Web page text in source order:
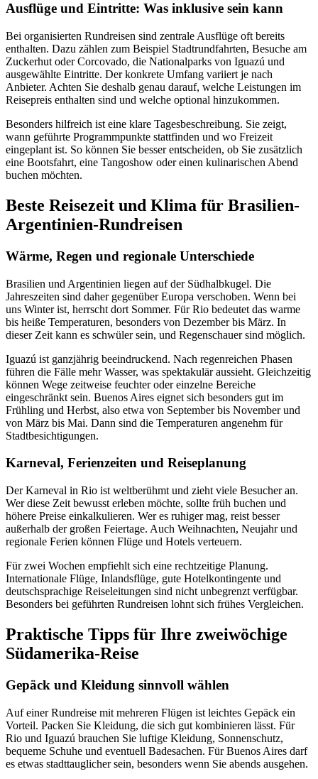
Ausflüge und Eintritte: Was inklusive sein kann
Bei organisierten Rundreisen sind zentrale Ausflüge oft bereits
enthalten. Dazu zählen zum Beispiel Stadtrundfahrten, Besuche am
Zuckerhut oder Corcovado, die Nationalparks von Iguazú und
ausgewählte Eintritte. Der konkrete Umfang variiert je nach
Anbieter. Achten Sie deshalb genau darauf, welche Leistungen im
Reisepreis enthalten sind und welche optional hinzukommen.
Besonders hilfreich ist eine klare Tagesbeschreibung. Sie zeigt,
wann geführte Programmpunkte stattfinden und wo Freizeit
eingeplant ist. So können Sie besser entscheiden, ob Sie zusätzlich
eine Bootsfahrt, eine Tangoshow oder einen kulinarischen Abend
buchen möchten.
Beste Reisezeit und Klima für Brasilien-
Argentinien-Rundreisen
Wärme, Regen und regionale Unterschiede
Brasilien und Argentinien liegen auf der Südhalbkugel. Die
Jahreszeiten sind daher gegenüber Europa verschoben. Wenn bei
uns Winter ist, herrscht dort Sommer. Für Rio bedeutet das warme
bis heiße Temperaturen, besonders von Dezember bis März. In
dieser Zeit kann es schwüler sein, und Regenschauer sind möglich.
Iguazú ist ganzjährig beeindruckend. Nach regenreichen Phasen
führen die Fälle mehr Wasser, was spektakulär aussieht. Gleichzeitig
können Wege zeitweise feuchter oder einzelne Bereiche
eingeschränkt sein. Buenos Aires eignet sich besonders gut im
Frühling und Herbst, also etwa von September bis November und
von März bis Mai. Dann sind die Temperaturen angenehm für
Stadtbesichtigungen.
Karneval, Ferienzeiten und Reiseplanung
Der Karneval in Rio ist weltberühmt und zieht viele Besucher an.
Wer diese Zeit bewusst erleben möchte, sollte früh buchen und
höhere Preise einkalkulieren. Wer es ruhiger mag, reist besser
außerhalb der großen Feiertage. Auch Weihnachten, Neujahr und
regionale Ferien können Flüge und Hotels verteuern.
Für zwei Wochen empfiehlt sich eine rechtzeitige Planung.
Internationale Flüge, Inlandsflüge, gute Hotelkontingente und
deutschsprachige Reiseleitungen sind nicht unbegrenzt verfügbar.
Besonders bei geführten Rundreisen lohnt sich frühes Vergleichen.
Praktische Tipps für Ihre zweiwöchige
Südamerika-Reise
Gepäck und Kleidung sinnvoll wählen
Auf einer Rundreise mit mehreren Flügen ist leichtes Gepäck ein
Vorteil. Packen Sie Kleidung, die sich gut kombinieren lässt. Für
Rio und Iguazú brauchen Sie luftige Kleidung, Sonnenschutz,
bequeme Schuhe und eventuell Badesachen. Für Buenos Aires darf
es etwas stadttauglicher sein, besonders wenn Sie abends ausgehen.